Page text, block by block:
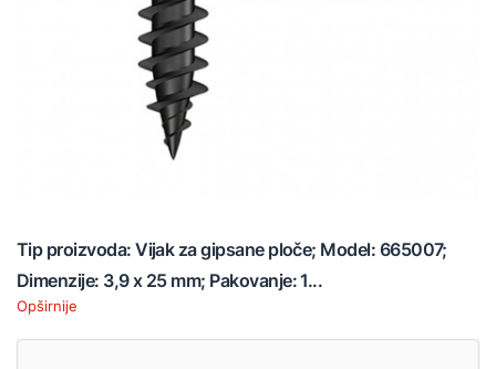
Tip proizvoda: Vijak za gipsane ploče; Model: 665007;
Dimenzije: 3,9 x 25 mm; Pakovanje: 1...
Opširnije